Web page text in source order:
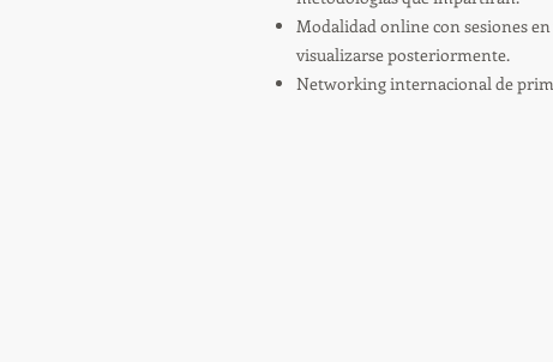
Modalidad online con sesiones
visualizarse posteriormente.
Networking internacional de